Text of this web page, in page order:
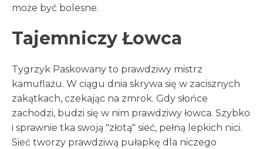
może być bolesne.
Tajemniczy Łowca
Tygrzyk Paskowany to prawdziwy mistrz
kamuflażu. W ciągu dnia skrywa się w zacisznych
zakątkach, czekając na zmrok. Gdy słońce
zachodzi, budzi się w nim prawdziwy łowca. Szybko
i sprawnie tka swoją "złotą" sieć, pełną lepkich nici.
Sieć tworzy prawdziwą pułapkę dla niczego